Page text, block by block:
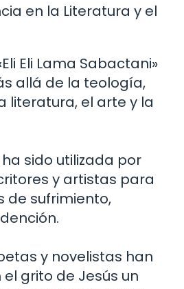
en la Literatura y el
Eli Lama Sabactani»
allá de la teología,
literatura, el arte y la
sido utilizada por
y artistas para
de sufrimiento,
y novelistas han
grito de Jesús un